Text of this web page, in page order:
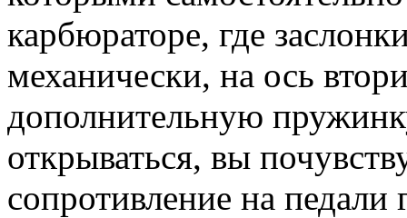
карбюраторе, где
механически, на ось
дополнительную
открываться, вы
сопротивление на педали